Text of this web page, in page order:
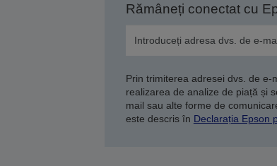
Rămâneți conectat cu
Prin trimiterea adresei dvs. de
realizarea de analize de piață și
mail sau alte forme de
este descris în Declarația Epson